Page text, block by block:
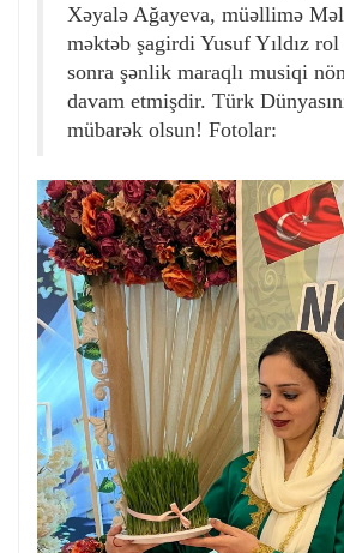
Xəyalə Ağayeva, müəllimə
məktəb şagirdi Yusuf Yıldız rol
sonra şənlik maraqlı musiqi
davam etmişdir. Türk
mübarək olsun! Fotolar: